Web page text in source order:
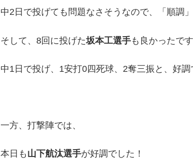
中2日で投げても問題なさそうなので、「順調
そして、8回に投げた坂本工選手も良かったです
中1日で投げ、1安打0四死球、2奪三振と、好調
一方、打撃陣では、
本日も 山下航汰選手が好調でした！